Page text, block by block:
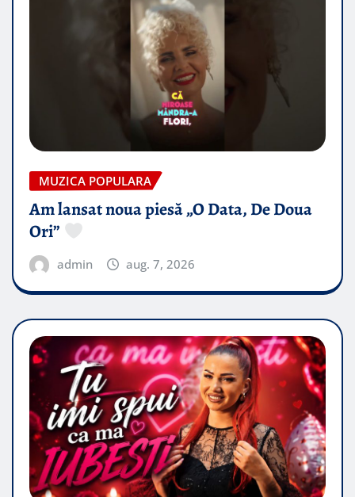
MUZICA POPULARA
Am lansat noua piesă „O Data, De Doua
Ori”
admin aug. 7, 2026